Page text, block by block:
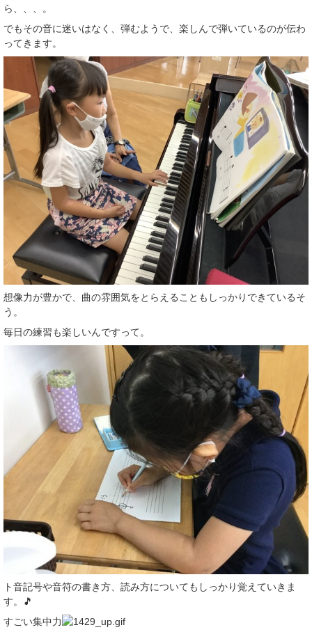
ら、、、。
でもその音に迷いはなく、弾むようで、楽しんで弾いているのが伝わ
ってきます。
想像力が豊かで、曲の雰囲気をとらえることもしっかりできているそ
う。
毎日の練習も楽しいんですって。
ト音記号や音符の書き方、読み方についてもしっかり覚えていきま
す。🎵
すごい集中力